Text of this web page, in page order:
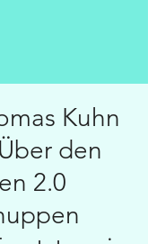
Kuhn
den
2.0